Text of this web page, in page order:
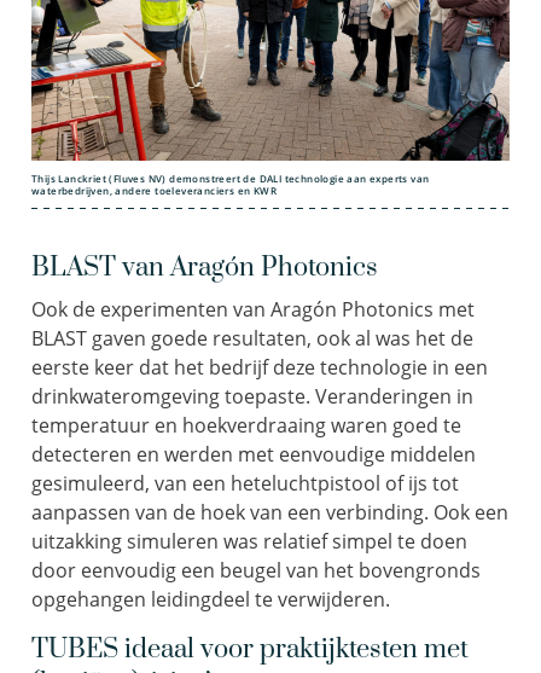
Thijs Lanckriet (Fluves NV) demonstreert de DALI technologie aan experts van
waterbedrijven, andere toeleveranciers en KWR
BLAST van Aragón Photonics
Ook de experimenten van Aragón Photonics met
BLAST gaven goede resultaten, ook al was het de
eerste keer dat het bedrijf deze technologie in een
drinkwateromgeving toepaste. Veranderingen in
temperatuur en hoekverdraaing waren goed te
detecteren en werden met eenvoudige middelen
gesimuleerd, van een heteluchtpistool of ijs tot
aanpassen van de hoek van een verbinding. Ook een
uitzakking simuleren was relatief simpel te doen
door eenvoudig een beugel van het bovengronds
opgehangen leidingdeel te verwijderen.
TUBES ideaal voor praktijktesten met